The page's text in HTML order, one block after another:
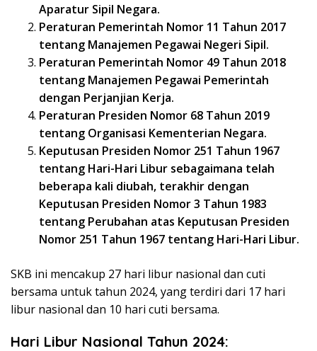
Aparatur Sipil Negara.
Peraturan Pemerintah Nomor 11 Tahun 2017
tentang Manajemen Pegawai Negeri Sipil.
Peraturan Pemerintah Nomor 49 Tahun 2018
tentang Manajemen Pegawai Pemerintah
dengan Perjanjian Kerja.
Peraturan Presiden Nomor 68 Tahun 2019
tentang Organisasi Kementerian Negara.
Keputusan Presiden Nomor 251 Tahun 1967
tentang Hari-Hari Libur sebagaimana telah
beberapa kali diubah, terakhir dengan
Keputusan Presiden Nomor 3 Tahun 1983
tentang Perubahan atas Keputusan Presiden
Nomor 251 Tahun 1967 tentang Hari-Hari Libur.
SKB ini mencakup 27 hari libur nasional dan cuti
bersama untuk tahun 2024, yang terdiri dari 17 hari
libur nasional dan 10 hari cuti bersama.
Hari Libur Nasional Tahun 2024: